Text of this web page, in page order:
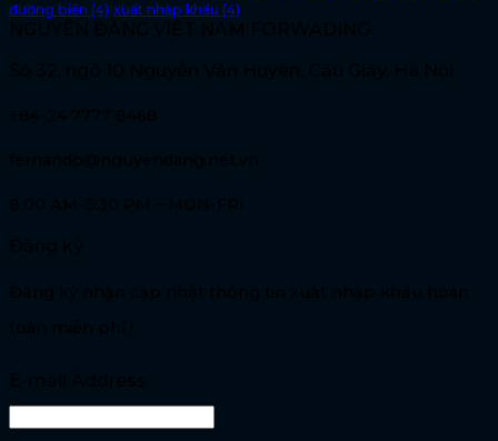
đường biển (4) xuất nhập khẩu (4)